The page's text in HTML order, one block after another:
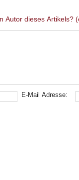
E-Mail Adresse: